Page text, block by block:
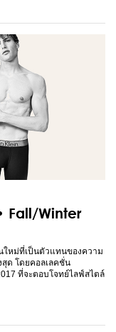
Fall/Winter
หม่ที่เป็นตัวแทนของความ
ด โดยคอลเลคชั่น
ที่จะตอบโจทย์ไลฟ์สไตล์